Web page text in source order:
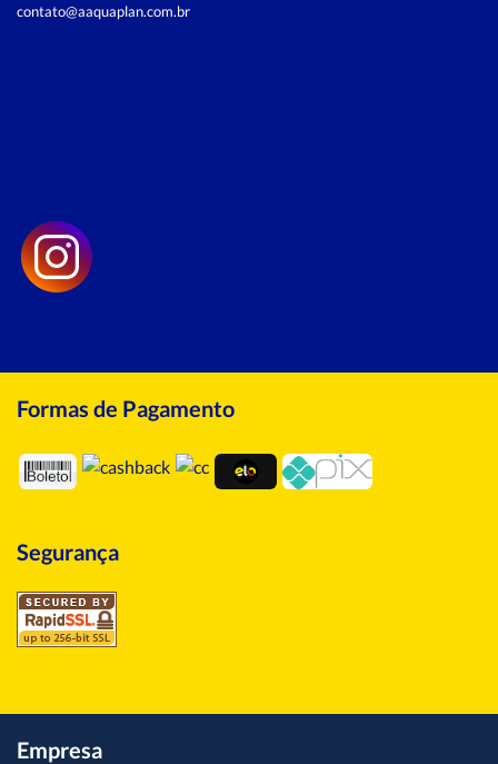
contato@aaquaplan.com.br
Formas de Pagamento
Segurança
Empresa